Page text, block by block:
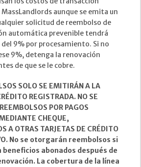
aunque se emita un
solicitud de reembolso de
automática prevenible tendrá
9% por procesamiento. Si no
9%, detenga la renovación
de que se le cobre.
SOLO SE EMITIRÁN A LA
REGISTRADA. NO SE
POR PAGOS
CHEQUE,
A OTRAS TARJETAS DE CRÉDITO
No se otorgarán reembolsos si
beneficios abonados después de
La cobertura de la línea